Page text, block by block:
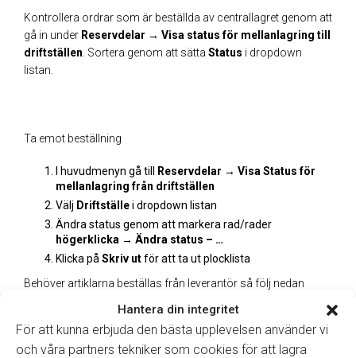
Hantera din integritet
För att kunna erbjuda den bästa upplevelsen använder vi
och våra partners tekniker som cookies för att lagra
Kontrollera ordrar som är beställda av centrallagret genom att
gå in under Reservdelar → Visa status för mellanlagring till
driftställen . Sortera genom att sätta Status i dropdown
listan.
Ta emot beställning
I huvudmenyn gå till
Reservdelar → Visa Status för
mellanlagring från driftställen
Välj Driftställei dropdown listan
Ändra status genom att markera rad/rader
högerklicka → Ändra status – …
Klicka på Skriv utför att ta ut plocklista
Behöver artiklarna beställas från leverantör så följ nedan